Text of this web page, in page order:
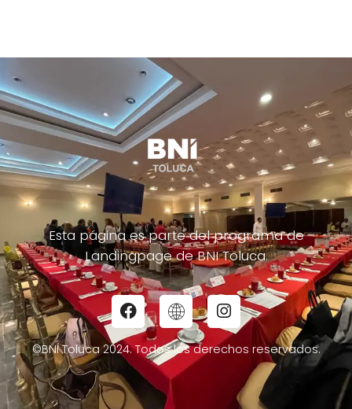
Esta página es parte del programa de
Landingpage de BNI Toluca.
©BNI Toluca 2024. Todos los derechos reservados.